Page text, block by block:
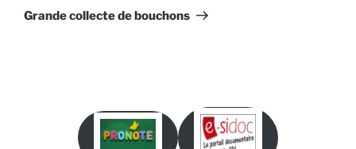
suivant
Grande collecte de bouchons